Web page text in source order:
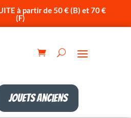
à partir de 50 € (B) et 70 €
(F)
Jouets anciens